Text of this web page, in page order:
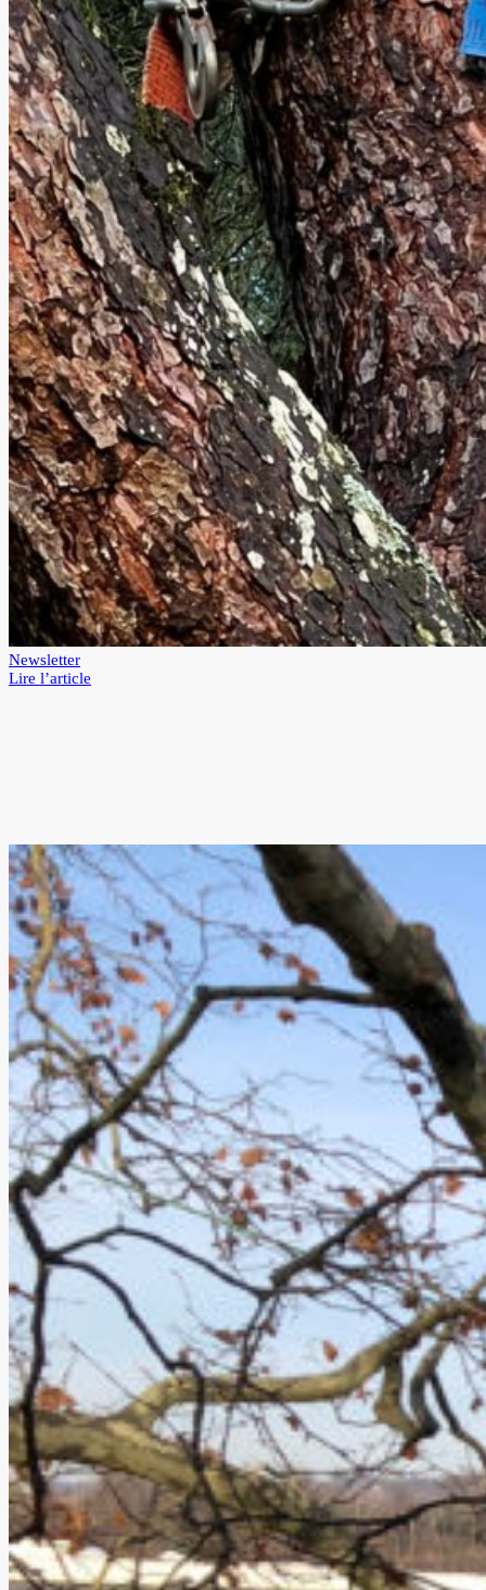
Newsletter
Lire l’article